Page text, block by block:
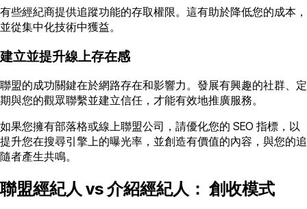
有些經紀商提供追蹤功能的存取權限。這有助於降低您的成本，
並從集中化技術中獲益。
建立並提升線上存在感
聯盟的成功關鍵在於網路存在和影響力。發展有興趣的社群、定
期與您的觀眾聯繫並建立信任，才能有效地推廣服務。
如果您擁有部落格或線上聯盟公司，請優化您的 SEO 指標，以
提升您在搜尋引擎上的曝光率，並創造有價值的內容，與您的追
隨者產生共鳴。
聯盟經紀人 vs 介紹經紀人： 創收模式